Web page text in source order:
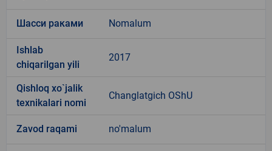
Шасси раками Nomalum
Ishlab
chiqarilgan yili
2017
Qishloq xo`jalik
texnikalari nomi
Changlatgich OShU
Zavod raqami no'malum